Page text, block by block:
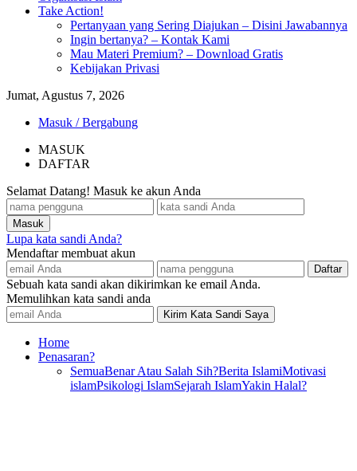
Take Action!
Pertanyaan yang Sering Diajukan – Disini Jawabannya
Ingin bertanya? – Kontak Kami
Mau Materi Premium? – Download Gratis
Kebijakan Privasi
Jumat, Agustus 7, 2026
Masuk / Bergabung
MASUK
DAFTAR
Selamat Datang! Masuk ke akun Anda
Lupa kata sandi Anda?
Mendaftar membuat akun
Sebuah kata sandi akan dikirimkan ke email Anda.
Memulihkan kata sandi anda
Home
Penasaran?
SemuaBenar Atau Salah Sih?Berita IslamiMotivasi
islamPsikologi IslamSejarah IslamYakin Halal?